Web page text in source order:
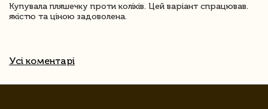
Купувала пляшечку проти коліків. Цей варіант спрацював.
якістю та ціною задоволена.
Усі коментарі